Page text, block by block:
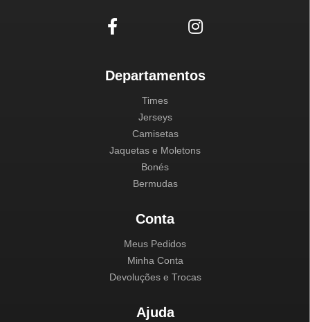
Departamentos
Times
Jerseys
Camisetas
Jaquetas e Moletons
Bonés
Bermudas
Conta
Meus Pedidos
Minha Conta
Devoluções e Trocas
Ajuda